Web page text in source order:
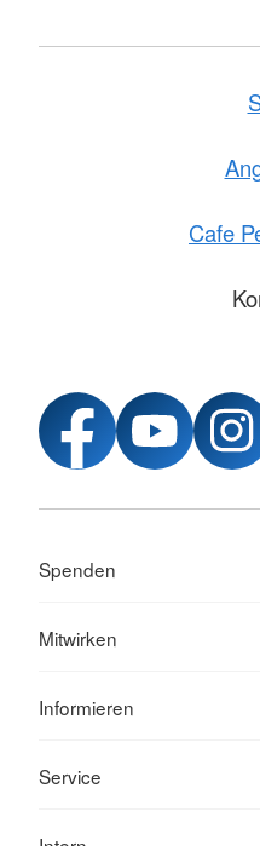
Cafe
Spenden
Mitwirken
Informieren
Service